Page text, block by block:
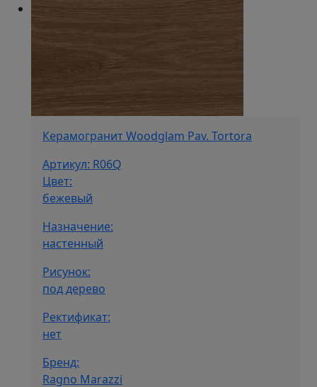
Керамогранит Woodglam Pav. Tortora
Артикул: R06Q
Цвет:
бежевый
Назначение:
настенный
Рисунок:
под дерево
Ректификат:
нет
Бренд:
Ragno Marazzi